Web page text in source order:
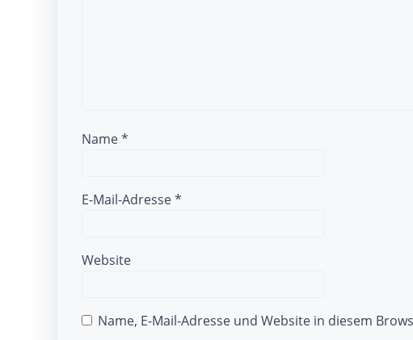
Name*
E-Mail-Adresse*
Website
Name, E-Mail-Adresse und Website in diesem